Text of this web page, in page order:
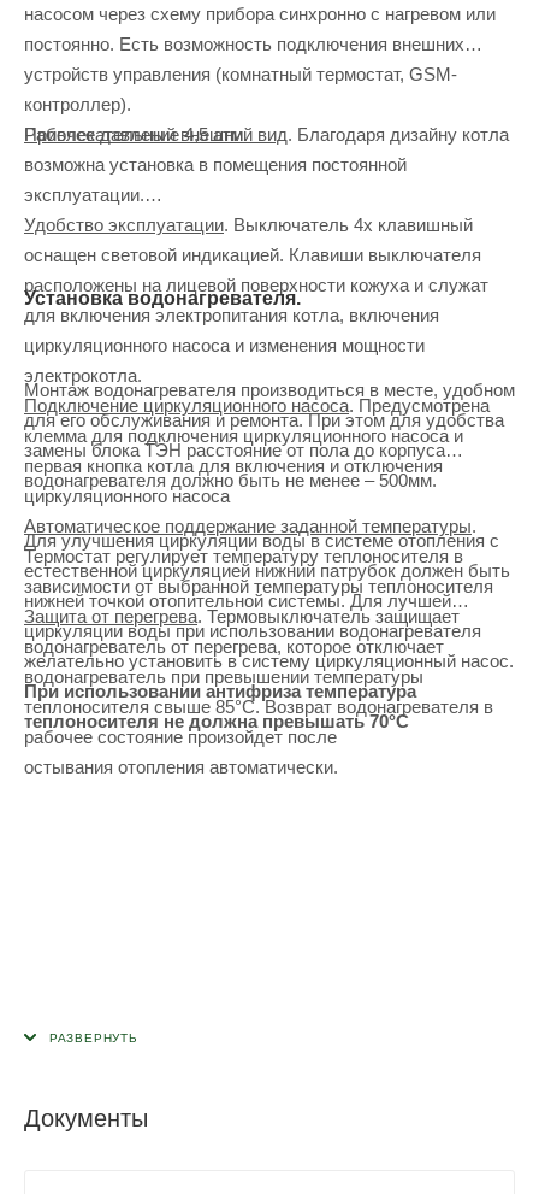
насосом через схему прибора синхронно с нагревом или
постоянно. Есть возможность подключения внешних
устройств управления (комнатный термостат, GSM-
контроллер).
Рабочее давление 4,5 атм.
Привлекательный внешний вид. Благодаря дизайну котла
возможна установка в помещения постоянной
эксплуатации.
Удобство эксплуатации. Выключатель 4х клавишный
оснащен световой индикацией. Клавиши выключателя
расположены на лицевой поверхности кожуха и служат
для включения электропитания котла, включения
циркуляционного насоса и изменения мощности
электрокотла.
Подключение циркуляционного насоса. Предусмотрена
клемма для подключения циркуляционного насоса и
первая кнопка котла для включения и отключения
циркуляционного насоса
Автоматическое поддержание заданной температуры.
Термостат регулирует температуру теплоносителя в
зависимости от выбранной температуры теплоносителя
Защита от перегрева. Термовыключатель защищает
водонагреватель от перегрева, которое отключает
водонагреватель при превышении температуры
теплоносителя свыше 85°С. Возврат водонагревателя в
рабочее состояние произойдет после
остывания отопления автоматически.
Установка водонагревателя.
Монтаж водонагревателя производиться в месте, удобном
для его обслуживания и ремонта. При этом для удобства
замены блока ТЭН расстояние от пола до корпуса
водонагревателя должно быть не менее – 500мм.
Для улучшения циркуляции воды в системе отопления с
естественной циркуляцией нижний патрубок должен быть
нижней точкой отопительной системы. Для лучшей
циркуляции воды при использовании водонагревателя
желательно установить в систему циркуляционный насос.
При использовании антифриза температура
теплоносителя не должна превышать 70°С
Документы